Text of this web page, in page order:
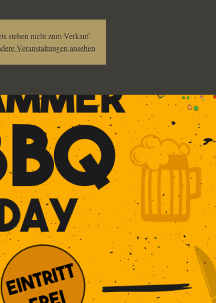
stehen nicht zum Verkauf
Veranstaltungen ansehen